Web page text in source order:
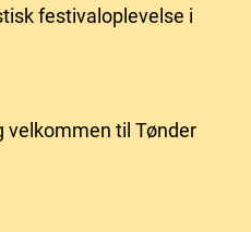
festivaloplevelse i
velkommen til Tønder